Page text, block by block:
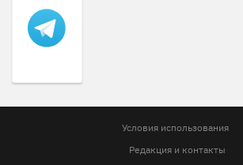
Условия использования
Редакция и контакты